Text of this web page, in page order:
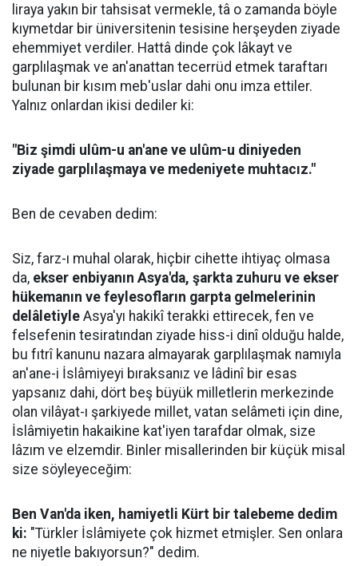
liraya yakın bir tahsisat vermekle, tâ o zamanda böyle
kıymetdar bir üniversitenin tesisine herşeyden ziyade
ehemmiyet verdiler. Hattâ dinde çok lâkayt ve
garplılaşmak ve an'anattan tecerrüd etmek taraftarı
bulunan bir kısım meb'uslar dahi onu imza ettiler.
Yalnız onlardan ikisi dediler ki:
"Biz şimdi ulûm-u an'ane ve ulûm-u diniyeden
ziyade garplılaşmaya ve medeniyete muhtacız."
Ben de cevaben dedim:
Siz, farz-ı muhal olarak, hiçbir cihette ihtiyaç olmasa
da, ekser enbiyanın Asya'da, şarkta zuhuru ve ekser
hükemanın ve feylesofların garpta gelmelerinin
delâletiyle Asya'yı hakikî terakki ettirecek, fen ve
felsefenin tesiratından ziyade hiss-i dinî olduğu halde,
bu fıtrî kanunu nazara almayarak garplılaşmak namıyla
an'ane-i İslâmiyeyi bıraksanız ve lâdinî bir esas
yapsanız dahi, dört beş büyük milletlerin merkezinde
olan vilâyat-ı şarkiyede millet, vatan selâmeti için dine,
İslâmiyetin hakaikine kat'iyen tarafdar olmak, size
lâzım ve elzemdir. Binler misallerinden bir küçük misal
size söyleyeceğim:
Ben Van'da iken, hamiyetli Kürt bir talebeme dedim
ki: "Türkler İslâmiyete çok hizmet etmişler. Sen onlara
ne niyetle bakıyorsun?" dedim.